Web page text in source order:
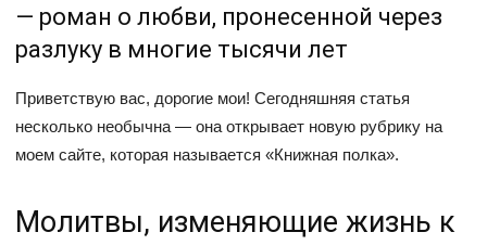
— роман о любви, пронесенной через
разлуку в многие тысячи лет
Приветствую вас, дорогие мои! Сегодняшняя статья
несколько необычна — она открывает новую рубрику на
моем сайте, которая называется «Книжная полка».
Молитвы, изменяющие жизнь к